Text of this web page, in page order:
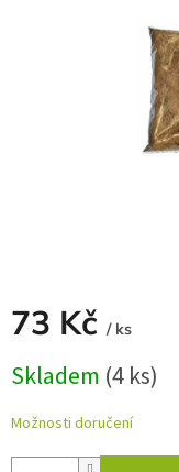
73 Kč / ks
cena:
Skladem (4 ks)
Možnosti doručení